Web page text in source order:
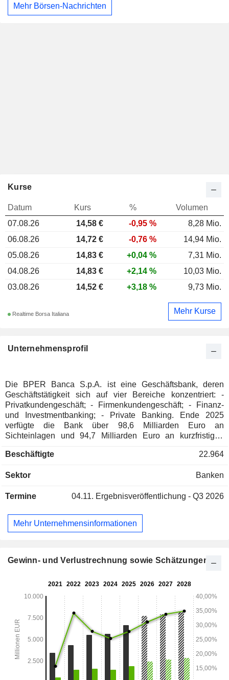
Mehr Börsen-Nachrichten
Unternehmensprofil
Die BPER Banca S.p.A. ist eine Geschäftsbank, deren
Geschäftstätigkeit sich auf vier Bereiche konzentriert: -
Privatkundengeschäft; - Firmenkundengeschäft; - Finanz-
und Investmentbanking; - Private Banking. Ende 2025
verfügte die Bank über 98,6 Milliarden Euro an
Sichteinlagen und 94,7 Milliarden Euro an kurzfristigen
Beschäftigte
22.964
Sektor Banken
Termine 04.11. Ergebnisveröffentlichung - Q3 2026
Mehr Unternehmensinformationen
Kurse
Datum Kurs %
Volumen
07.08.26
14,58 € -0,95 %
8,28 Mio.
06.08.26
14,72 € -0,76 %
14,94 Mio.
05.08.26
14,83 € +0,04 %
7,31 Mio.
04.08.26
14,83 € +2,14 %
10,03 Mio.
03.08.26
14,52 € +3,18 % 9,73 Mio.
Realtime Borsa Italiana Mehr Kurse
Gewinn- und Verlustrechnung sowie Schätzungen